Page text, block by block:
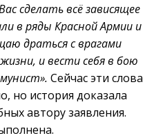
сделать всё зависящее
в ряды Красной Армии и
драться с врагами
и вести себя в бою
Сейчас эти слова
но история доказала
автору заявления.